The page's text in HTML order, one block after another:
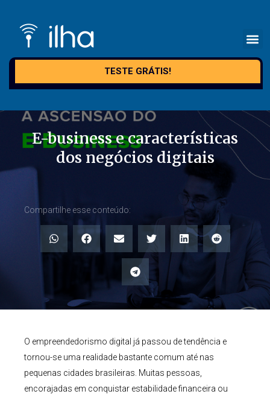
TESTE GRÁTIS!
E-business e características
dos negócios digitais
Compartilhe esse conteúdo:
O empreendedorismo digital já passou de tendência e
tornou-se uma realidade bastante comum até nas
pequenas cidades brasileiras. Muitas pessoas,
encorajadas em conquistar estabilidade financeira ou